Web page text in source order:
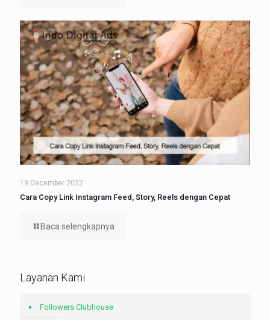
19 December 2022
Cara Copy Link Instagram Feed, Story, Reels dengan Cepat
Baca selengkapnya
Layanan Kami
Followers Clubhouse